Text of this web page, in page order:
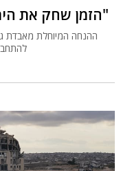
הזמן שחק את היתרון שקיבלו זוכי "דירה בהנחה"
ההנחה המיוחלת מאבדת
להתחבר